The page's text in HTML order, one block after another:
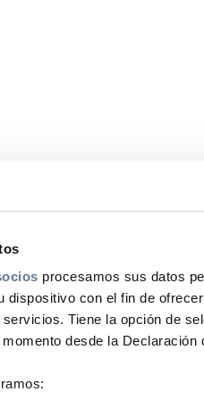
procesamos sus datos
dispositivo con el fin de
Tiene la opción de
desde la